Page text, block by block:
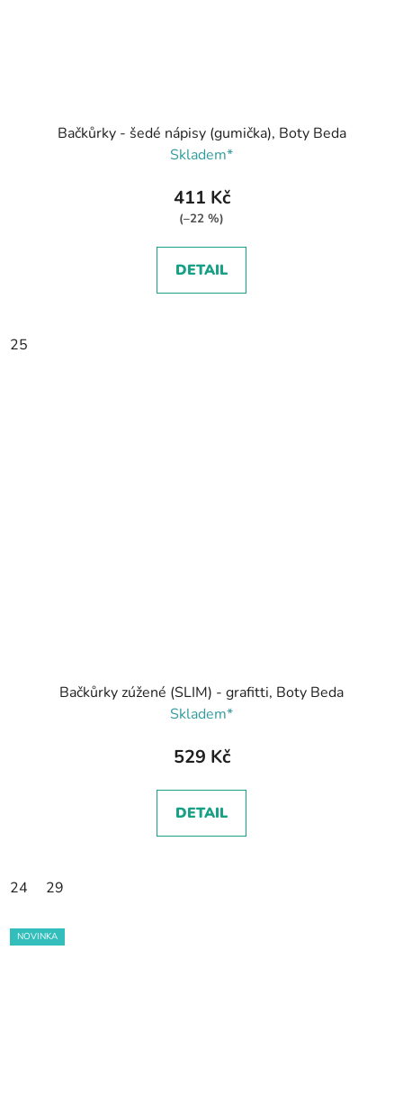
Bačkůrky - šedé nápisy (gumička), Boty Beda
Skladem*
411 Kč
(–22 %)
DETAIL
25
Bačkůrky zúžené (SLIM) - grafitti, Boty Beda
Skladem*
529 Kč
DETAIL
24 29
NOVINKA